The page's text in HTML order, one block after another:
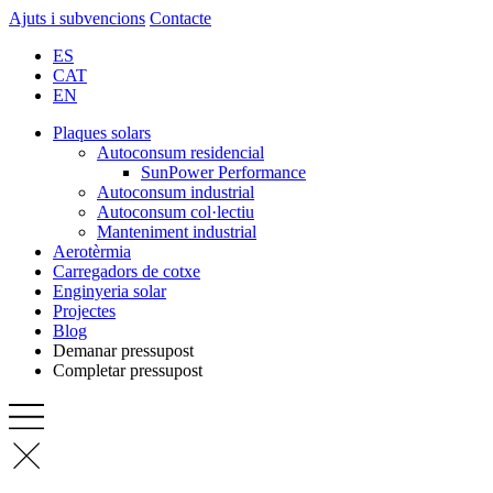
Ajuts i subvencions Contacte
ES
CAT
EN
Plaques solars
Autoconsum residencial
SunPower Performance
Autoconsum industrial
Autoconsum col·lectiu
Manteniment industrial
Aerotèrmia
Carregadors de cotxe
Enginyeria solar
Projectes
Blog
Demanar pressupost
Completar pressupost